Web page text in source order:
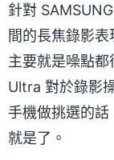
針對
間的長焦錄影
主要就是噪點
Ultra 對於錄影
手機做挑選的
就是了。